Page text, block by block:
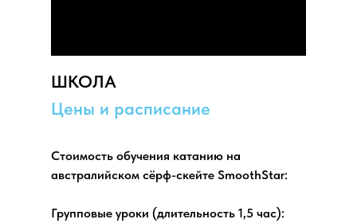
ШКОЛА
Цены и расписание
Стоимость обучения катанию на
австралийском сёрф-скейте SmoothStar:
Групповые уроки (длительность 1,5 час):